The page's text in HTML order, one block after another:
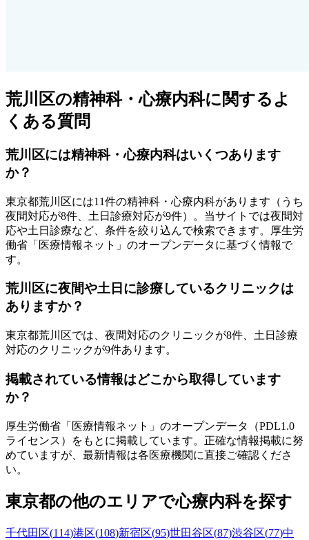
荒川区の精神科・心療内科に関するよ
くある質問
荒川区には精神科・心療内科はいくつあります
か？
東京都荒川区には11件の精神科・心療内科があります （うち
夜間対応が8件、土日診療対応が9件）
。当サイトでは夜間対
応や土日診療など、条件を絞り込んで検索できます。厚生労
働省「医療情報ネット」のオープンデータに基づく情報で
す。
荒川区に夜間や土日に診療しているクリニックは
ありますか？
東京都荒川区では、夜間対応のクリニックが8件、土日診療
対応のクリニックが9件あります。
掲載されている情報はどこから取得しています
か？
厚生労働省「医療情報ネット」のオープンデータ（PDL1.0
ライセンス）をもとに掲載しています。正確な情報掲載に努
めていますが、最新情報は各医療機関に直接ご確認くださ
い。
東京都の他のエリアで心療内科を探す
千代田区(114)港区(108)新宿区(95)世田谷区(87)渋谷区(77)中